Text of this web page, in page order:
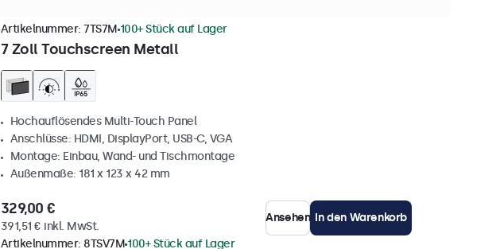
7 Zoll Touchscreen Metall
Artikelnummer: 7TS7M 100+ Stück auf Lager
Hochauflösendes Multi-Touch Panel
Anschlüsse: HDMI, DisplayPort, USB-C, VGA
Montage: Einbau, Wand- und Tischmontage
Außenmaße: 181 x 123 x 42 mm
329,00 €
391,51 € inkl. MwSt.
Ansehen In den Warenkorb
Artikelnummer: 8TSV7M 100+ Stück auf Lager